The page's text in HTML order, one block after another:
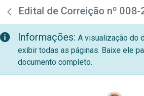
Pular para o Conteúdo principal
teste descricao
Edital de Correição nº 008-
Informações: A visualização do
exibir todas as páginas. Baixe ele
documento completo.